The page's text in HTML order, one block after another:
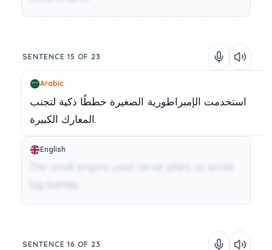
SENTENCE 15 OF 23
Arabic
استخدمت الإمبراطورية الصغيرة خططًا ذكية لتجنب
المعاركالكبيرة.
English
SENTENCE 16 OF 23